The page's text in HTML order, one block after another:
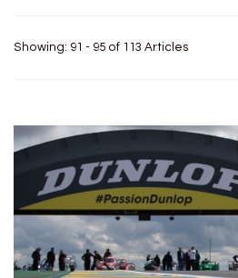
Showing: 91 - 95 of 113 Articles